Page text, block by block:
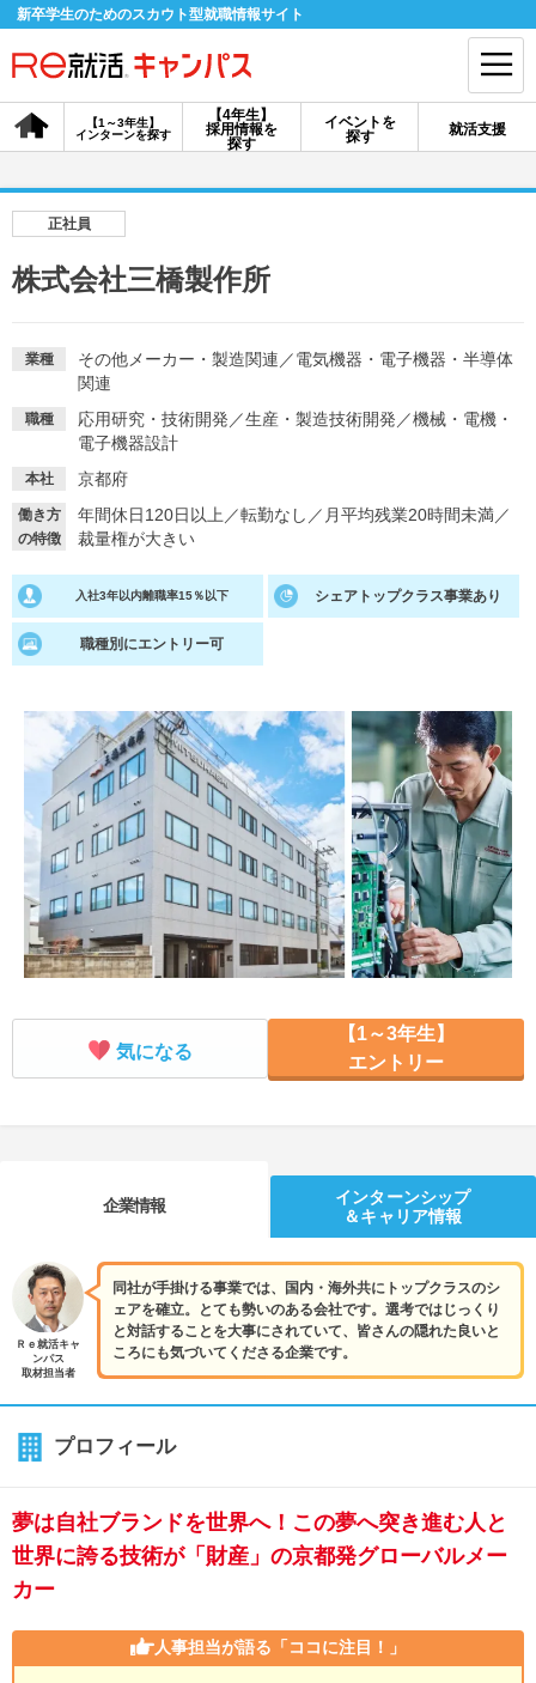
新卒学生のためのスカウト型就職情報サイト
【4年生】
採用情報を
探す
【1～3年生】
インターンを探す
イベントを
探す
就活支援
会員登録 ログイン
採用情報を探す
説明会を探す
インターンを探す
イベントを探す
就活ノウハウ・サポート
就活支援 就活コラム
適職診断
就活ニュースペーパー
就活時事ニュースを更新
よくある質問
不明点があればこちら
正社員
株式会社三橋製作所
業種 その他メーカー・製造関連 ／電気機器・電子機器・半導体
関連
職種 応用研究・技術開発 ／生産・製造技術開発 ／機械・電機・
電子機器設計
本社 京都府
働き方
の特徴
年間休日120日以上 ／転勤なし ／ 月平均残業20時間未満／
裁量権が大きい
入社3年以内離職率15％以下 シェアトップクラス事業あり
職種別にエントリー可
気になる
【1～3年生】
エントリー
企業情報
インターンシップ
＆キャリア情報
同社が手掛ける事業では、国内・海外共にトップクラスのシ
ェアを確立。とても勢いのある会社です。選考ではじっくり
と対話することを大事にされていて、皆さんの隠れた良いと
ころにも気づいてくださる企業です。
Ｒｅ就活キャ
ンパス
取材担当者
プロフィール
夢は自社ブランドを世界へ！この夢へ突き進む人と
世界に誇る技術が「財産」の京都発グローバルメー
カー
人事担当が語る 「ココに注目！」